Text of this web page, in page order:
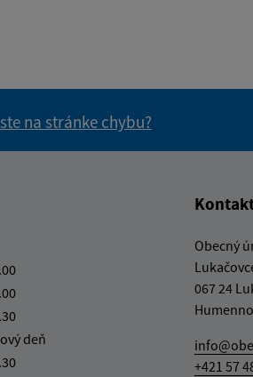
na stránke chybu?
deň
Obecný
067 24
+421 57